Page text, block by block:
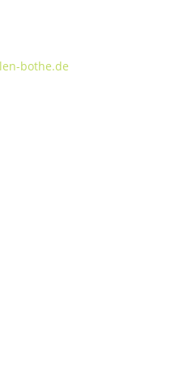
bothe.de